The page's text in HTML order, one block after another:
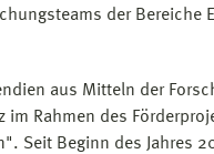
der Bereiche
aus Mitteln der
im Rahmen des
Seit Beginn des Jahres